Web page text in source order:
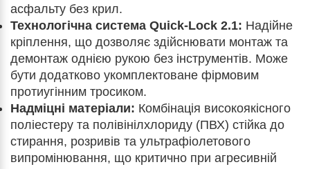
асфальту без крил.
Технологічна система Quick-Lock 2.1: Надійне
кріплення, що дозволяє здійснювати монтаж та
демонтаж однією рукою без інструментів. Може
бути додатково укомплектоване фірмовим
протиугінним тросиком.
Надміцні матеріали: Комбінація високоякісного
поліестеру та полівінілхлориду (ПВХ) стійка до
стирання, розривів та ультрафіолетового
випромінювання, що критично при агресивній